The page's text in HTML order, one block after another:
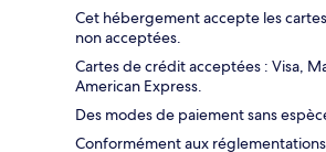
Cet hébergement accepte les
non acceptées.
Cartes de crédit acceptées : Visa,
American Express.
Des modes de paiement sans
Conformément aux